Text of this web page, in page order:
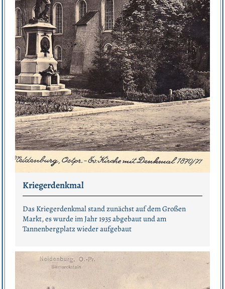
Kriegerdenkmal
Das Kriegerdenkmal stand zunächst auf dem Großen
Markt, es wurde im Jahr 1935 abgebaut und am
Tannenbergplatz wieder aufgebaut